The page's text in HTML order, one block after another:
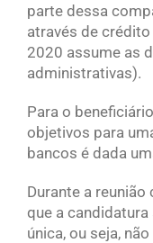
parte dessa
através de
2020 assume as
administrativas).
Para o
objetivos para
bancos é dada
Durante a
que a
única, ou seja,